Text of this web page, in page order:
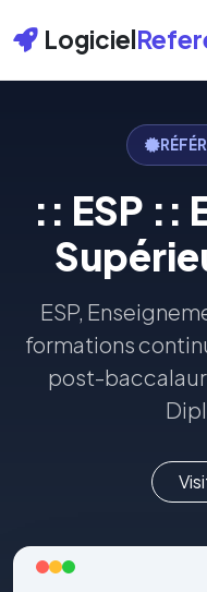
Logiciel
:: ESP ::
ESP,
formations
post-